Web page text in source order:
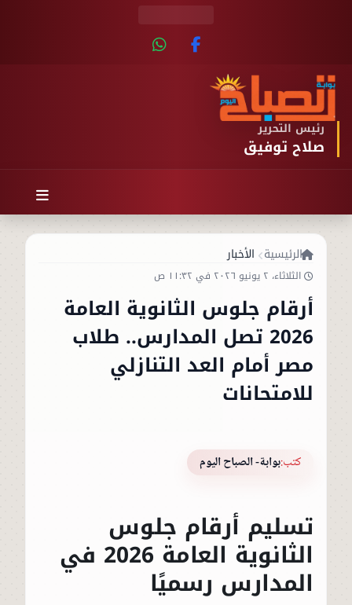
رئيس التحرير
صلاح توفيق
الرئيسية الأخبار
الثلاثاء، ٢ يونيو ٢٠٢٦ في ١١:٣٢ ص
أرقام جلوس الثانوية العامة
2026 تصل المدارس.. طلاب
مصر أمام العد التنازلي
للامتحانات
كتب:بوابة- الصباح اليوم
تسليم أرقام جلوس
الثانوية العامة 2026 في
المدارس رسميًا